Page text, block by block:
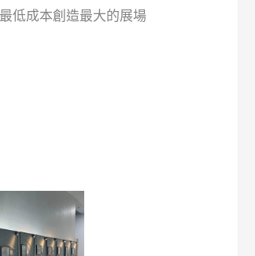
低成本創造最大的展場